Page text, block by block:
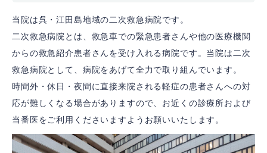
組
合
合
会）
の
ト
ッ
プ
ペ
ジ
当院は呉・江田島地域の二次救急病院です。
二次救急病院とは、救急車での緊急患者さんや他の医療機関
からの救急紹介患者さんを受け入れる病院です。当院は二次
救急病院として、病院をあげて全力で取り組んでいます。
時間外・休日・夜間に直接来院される軽症の患者さんへの対
応が難しくなる場合がありますので、お近くの診療所および
当番医をご利用くださいますようお願いいたします。